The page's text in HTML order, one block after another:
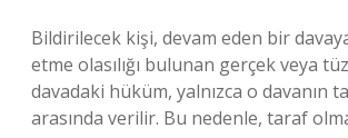
Bildirilecek kişi, devam eden bir
etme olasılığı bulunan gerçek veya
davadaki hüküm, yalnızca o davanın
arasında verilir. Bu nedenle, taraf